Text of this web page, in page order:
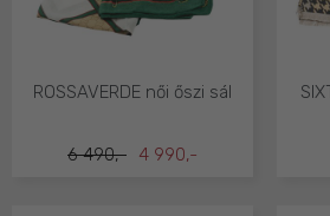
6 490,- 4 990,-
ROSSAVERDE női őszi sál